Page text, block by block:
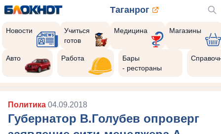
Таганрог
Новости
Учиться
готов
Медицина Магазины
Авто Работа
Бары
- рестораны
Политика 04.09.2018
Губернатор В.Голубев опроверг